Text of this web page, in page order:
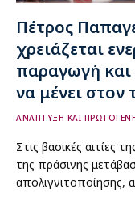
Πέτρος
χρειάζεται
παραγωγή
να μένει στον
ΑΝΑΠΤΥΞΗ ΚΑΙ
Στις βασικές αιτίες
της πράσινης
απολιγνιτοποίησης,